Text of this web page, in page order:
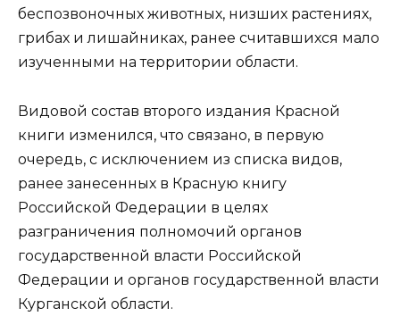
беспозвоночных животных, низших растениях,
грибах и лишайниках, ранее считавшихся мало
изученными на территории области.
Видовой состав второго издания Красной
книги изменился, что связано, в первую
очередь, с исключением из списка видов,
ранее занесенных в Красную книгу
Российской Федерации в целях
разграничения полномочий органов
государственной власти Российской
Федерации и органов государственной власти
Курганской области.